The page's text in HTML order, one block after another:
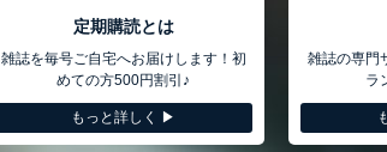
定期購読とは
雑誌を毎号ご自宅へお届けします！初
めての方500円割引♪
もっと詳しく ▶︎
雑誌の専門
ラ